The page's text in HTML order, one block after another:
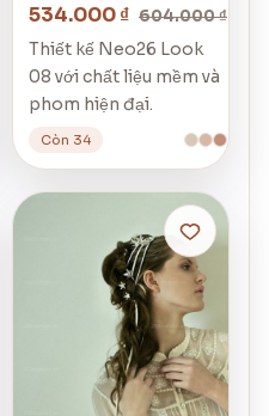
534.000 ₫ 604.000 ₫
Thiết kế Neo26 Look
08 với chất liệu mềm và
phom hiện đại.
Còn 34